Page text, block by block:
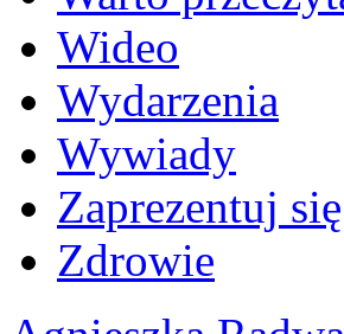
Wideo
Wydarzenia
Wywiady
Zaprezentuj się
Zdrowie